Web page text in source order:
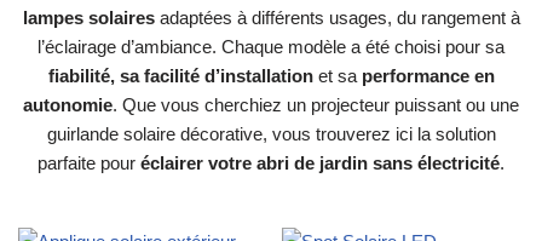
lampes solairesadaptées à différents usages, du rangement à
l’éclairage d’ambiance. Chaque modèle a été choisi pour sa
fiabilité, sa facilité d’installationet sa performance en
autonomie. Que vous cherchiez un projecteur puissant ou une
guirlande solaire décorative, vous trouverez ici la solution
parfaite pour éclairer votre abri de jardin sans électricité.